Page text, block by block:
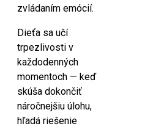
zvládaním emócií.
Dieťa sa učí
trpezlivosti v
každodenných
momentoch — keď
skúša dokončiť
náročnejšiu úlohu,
hľadá riešenie